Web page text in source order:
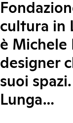
cultura in
è Michele
designer
suoi
Lunga…